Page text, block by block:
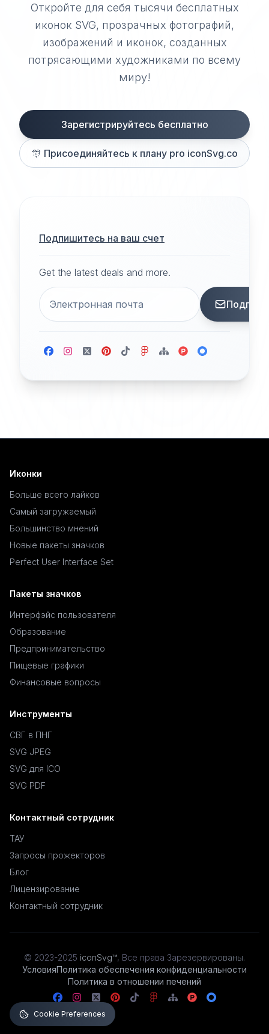
Откройте для себя тысячи бесплатных
иконок SVG, прозрачных фотографий,
изображений и иконок, созданных
потрясающими художниками по всему
миру!
Зарегистрируйтесь бесплатно
🎊 Присоединяйтесь к плану pro iconSvg.co
Подпишитесь на ваш счет
Get the latest deals and more.
Иконки
Больше всего лайков
Самый загружаемый
Большинство мнений
Новые пакеты значков
Perfect User Interface Set
Пакеты значков
Интерфэйс пользователя
Образование
Предпринимательство
Пищевые графики
Финансовые вопросы
Инструменты
СВГ в ПНГ
SVG JPEG
SVG для ICO
SVG PDF
Контактный сотрудник
ТАУ
Запросы прожекторов
Блог
Лицензирование
Контактный сотрудник
© 2023-2025 iconSvg™, Все права Зарезервированы.
УсловияПолитика обеспечения конфиденциальности
Политика в отношении печений
Cookie Preferences